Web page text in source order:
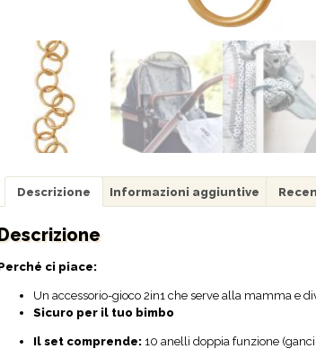
Descrizione Informazioni aggiuntive
ci piace:
Un accessorio-gioco 2in1 che serve alla mamma e
Sicuro per il tuo bimbo
Il set comprende: 10 anelli doppia funzione (ganci